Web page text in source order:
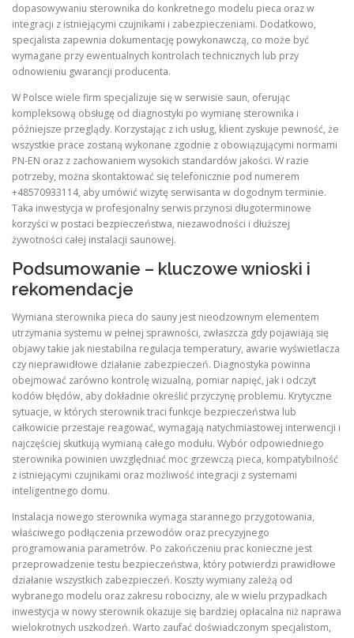
dopasowywaniu sterownika do konkretnego modelu pieca oraz w
integracji z istniejącymi czujnikami i zabezpieczeniami. Dodatkowo,
specjalista zapewnia dokumentację powykonawczą, co może być
wymagane przy ewentualnych kontrolach technicznych lub przy
odnowieniu gwarancji producenta.
W Polsce wiele firm specjalizuje się w serwisie saun, oferując
kompleksową obsługę od diagnostyki po wymianę sterownika i
późniejsze przeglądy. Korzystając z ich usług, klient zyskuje pewność, że
wszystkie prace zostaną wykonane zgodnie z obowiązującymi normami
PN‑EN oraz z zachowaniem wysokich standardów jakości. W razie
potrzeby, można skontaktować się telefonicznie pod numerem
+48570933114, aby umówić wizytę serwisanta w dogodnym terminie.
Taka inwestycja w profesjonalny serwis przynosi długoterminowe
korzyści w postaci bezpieczeństwa, niezawodności i dłuższej
żywotności całej instalacji saunowej.
Podsumowanie – kluczowe wnioski i
rekomendacje
Wymiana sterownika pieca do sauny jest nieodzownym elementem
utrzymania systemu w pełnej sprawności, zwłaszcza gdy pojawiają się
objawy takie jak niestabilna regulacja temperatury, awarie wyświetlacza
czy nieprawidłowe działanie zabezpieczeń. Diagnostyka powinna
obejmować zarówno kontrolę wizualną, pomiar napięć, jak i odczyt
kodów błędów, aby dokładnie określić przyczynę problemu. Krytyczne
sytuacje, w których sterownik traci funkcje bezpieczeństwa lub
całkowicie przestaje reagować, wymagają natychmiastowej interwencji i
najczęściej skutkują wymianą całego modułu. Wybór odpowiedniego
sterownika powinien uwzględniać moc grzewczą pieca, kompatybilność
z istniejącymi czujnikami oraz możliwość integracji z systemami
inteligentnego domu.
Instalacja nowego sterownika wymaga starannego przygotowania,
właściwego podłączenia przewodów oraz precyzyjnego
programowania parametrów. Po zakończeniu prac konieczne jest
przeprowadzenie testu bezpieczeństwa, który potwierdzi prawidłowe
działanie wszystkich zabezpieczeń. Koszty wymiany zależą od
wybranego modelu oraz zakresu robocizny, ale w wielu przypadkach
inwestycja w nowy sterownik okazuje się bardziej opłacalna niż naprawa
wielokrotnych uszkodzeń. Warto zaufać doświadczonym specjalistom,